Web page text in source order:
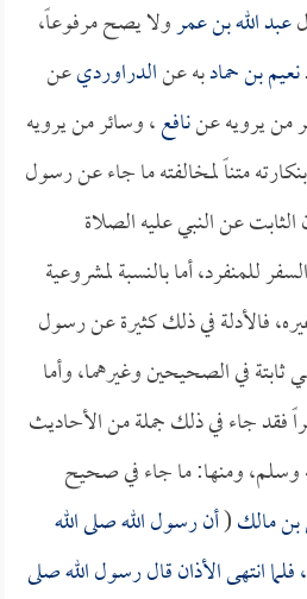
عبد الله بن عمرولا يصح مرفوعاً،
نعيم بن حمادبه عنالدراورديعن
من يرويه عننافع، وسائر من يرويه
متناً لمخالفته ما جاء عن رسول
عن النبي عليه الصلاة
للمنفرد، أما بالنسبة لمشروعية
فالأدلة في ذلك كثيرة عن رسول
ثابتة في الصحيحين وغيرهما، وأما
فقد جاء في ذلك جملة من الأحاديث
وسلم، ومنها: ما جاء في صحيح
مالك(أن رسول الله صلى الله
انتهى الأذان قال رسول الله صلى